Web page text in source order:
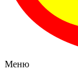
Меню